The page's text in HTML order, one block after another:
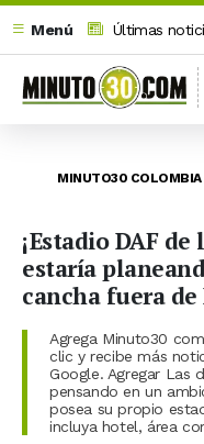
Menú
Últimas
MINUTO30 COLOMBIA
¡Estadio DAF
estaría
cancha fuera
Agrega Minuto30
clic y recibe más
Google. Agregar Las
pensando en un
posea su propio
incluya hotel, área